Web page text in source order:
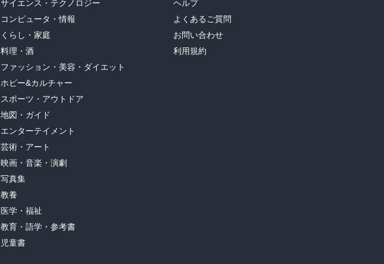
サイエンス・テクノロジー
コンピュータ・情報
くらし・家庭
料理・酒
ファッション・美容・ダイエット
ホビー&カルチャー
スポーツ・アウトドア
地図・ガイド
エンターテイメント
芸術・アート
映画・音楽・演劇
写真集
教養
医学・福祉
教育・語学・参考書
児童書
ヘルプ
よくあるご質問
お問い合わせ
利用規約